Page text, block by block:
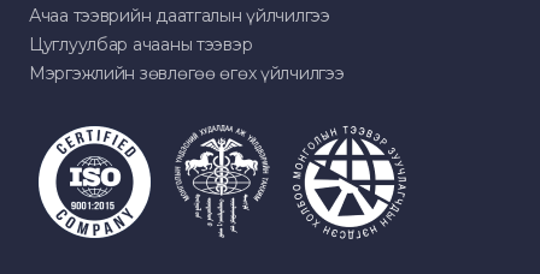
Ачаа тээврийн даатгалын үйлчилгээ
Цуглуулбар ачааны тээвэр
Мэргэжлийн зөвлөгөө өгөх үйлчилгээ